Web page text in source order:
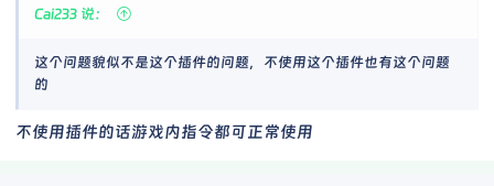
Cai233 说：
这个问题貌似不是这个插件的问题，不使用这个插件也有这个问题
的
不使用插件的话游戏内指令都可正常使用